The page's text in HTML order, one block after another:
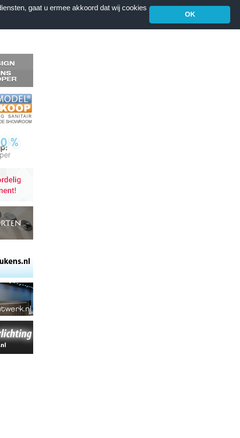
gaat u ermee akkoord dat wij cookies
OK